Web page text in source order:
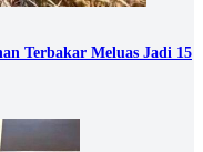
Terbakar Meluas Jadi 15